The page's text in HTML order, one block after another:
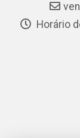
Horário